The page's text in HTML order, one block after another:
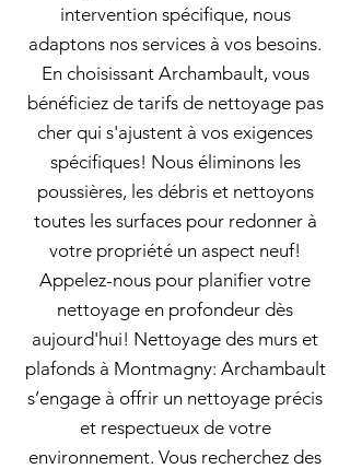
intervention spécifique, nous
adaptons nos services à vos besoins.
En choisissant Archambault, vous
bénéficiez de tarifs de nettoyage pas
cher qui s'ajustent à vos exigences
spécifiques! Nous éliminons les
poussières, les débris et nettoyons
toutes les surfaces pour redonner à
votre propriété un aspect neuf!
Appelez-nous pour planifier votre
nettoyage en profondeur dès
aujourd'hui! Nettoyage des murs et
plafonds à Montmagny: Archambault
s’engage à offrir un nettoyage précis
et respectueux de votre
environnement. Vous recherchez des